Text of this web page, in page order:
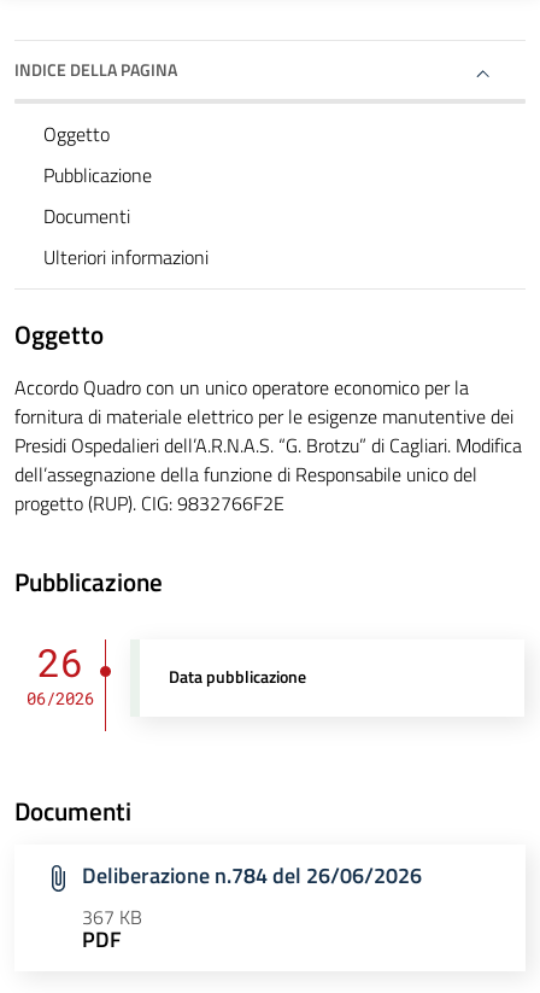
INDICE DELLA PAGINA
Oggetto
Pubblicazione
Documenti
Ulteriori informazioni
Oggetto
Accordo Quadro con un unico operatore economico per la
fornitura di materiale elettrico per le esigenze manutentive dei
Presidi Ospedalieri dell’A.R.N.A.S. “G. Brotzu” di Cagliari. Modifica
dell’assegnazione della funzione di Responsabile unico del
progetto (RUP). CIG: 9832766F2E
Pubblicazione
26
06/2026
Data pubblicazione
Documenti
Deliberazione n.784 del 26/06/2026
367 KB
PDF